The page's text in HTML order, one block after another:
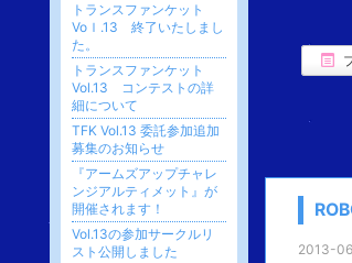
2013-
トランスファンケット
Voｌ.13 終了いたしまし
た。
トランスファンケット
Vol.13 コンテストの詳
細について
TFK Vol.13 委託参加追加
募集のお知らせ
『アームズアップチャレ
ンジアルティメット』が
開催されます！
Vol.13の参加サークルリ
スト公開しました